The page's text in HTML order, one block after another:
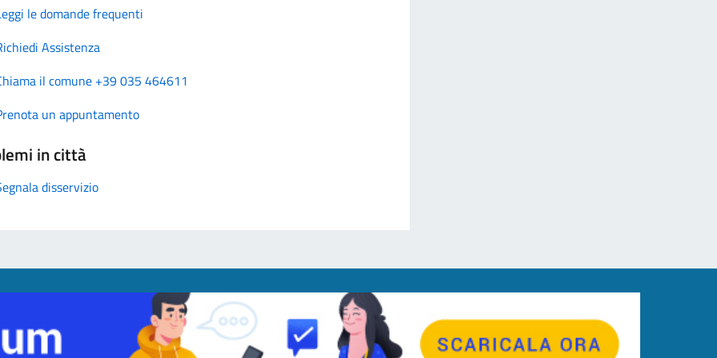
le domande frequenti
Assistenza
il comune +39 035 464611
un appuntamento
in città
disservizio